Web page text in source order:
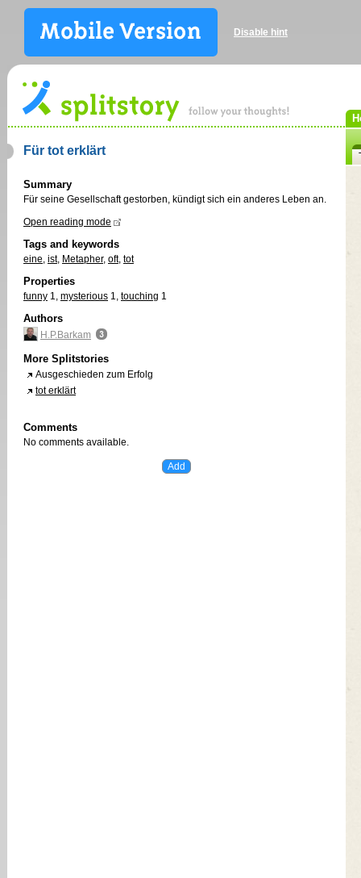
Disable hint
Für tot erklärt
Summary
Für seine Gesellschaft gestorben, kündigt sich ein anderes Leben an.
Open reading mode
Tags and keywords
eine, ist, Metapher, oft, tot
Properties
funny 1, mysterious 1, touching 1
Authors
H.P.Barkam
More Splitstories
Ausgeschieden zum Erfolg
tot erklärt
Comments
No comments available.